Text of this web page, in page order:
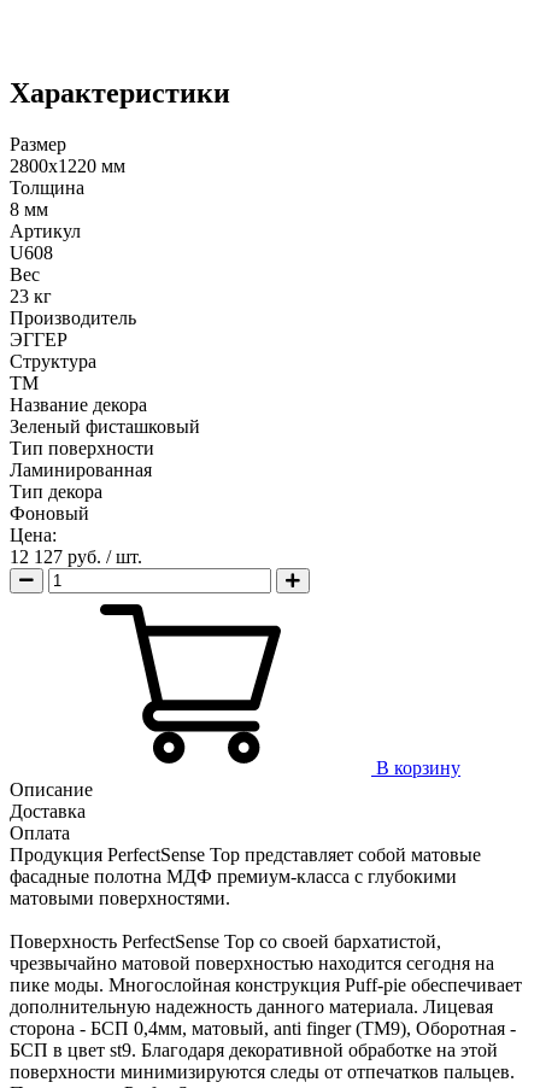
Характеристики
Размер
2800х1220 мм
Толщина
8 мм
Артикул
U608
Вес
23 кг
Производитель
ЭГГЕР
Структура
TM
Название декора
Зеленый фисташковый
Тип поверхности
Ламинированная
Тип декора
Фоновый
Цена:
12 127 руб. / шт.
В корзину
Описание
Доставка
Оплата
Продукция PerfectSense Top представляет собой матовые
фасадные полотна МДФ премиум-класса с глубокими
матовыми поверхностями.
Поверхность PerfectSense Top со своей бархатистой,
чрезвычайно матовой поверхностью находится сегодня на
пике моды. Многослойная конструкция Puff-pie обеспечивает
дополнительную надежность данного материала. Лицевая
сторона - БСП 0,4мм, матовый, anti finger (TM9), Оборотная -
БСП в цвет st9. Благодаря декоративной обработке на этой
поверхности минимизируются следы от отпечатков пальцев.